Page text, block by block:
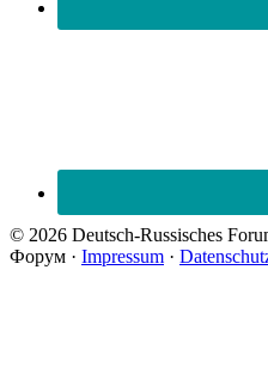
© 2026 Deutsch-Russisches
Форум · Impressum ·